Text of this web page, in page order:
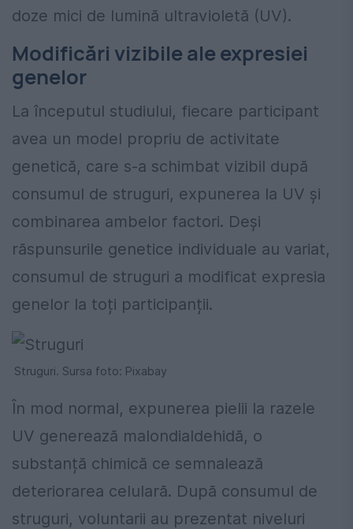
doze mici de lumină ultravioletă (UV).
Modificări vizibile ale expresiei
genelor
La începutul studiului, fiecare participant
avea un model propriu de activitate
genetică, care s-a schimbat vizibil după
consumul de struguri, expunerea la UV și
combinarea ambelor factori. Deși
răspunsurile genetice individuale au variat,
consumul de struguri a modificat expresia
genelor la toți participanții.
Struguri. Sursa foto: Pixabay
În mod normal, expunerea pielii la razele
UV generează malondialdehidă, o
substanță chimică ce semnalează
deteriorarea celulară. După consumul de
struguri, voluntarii au prezentat niveluri